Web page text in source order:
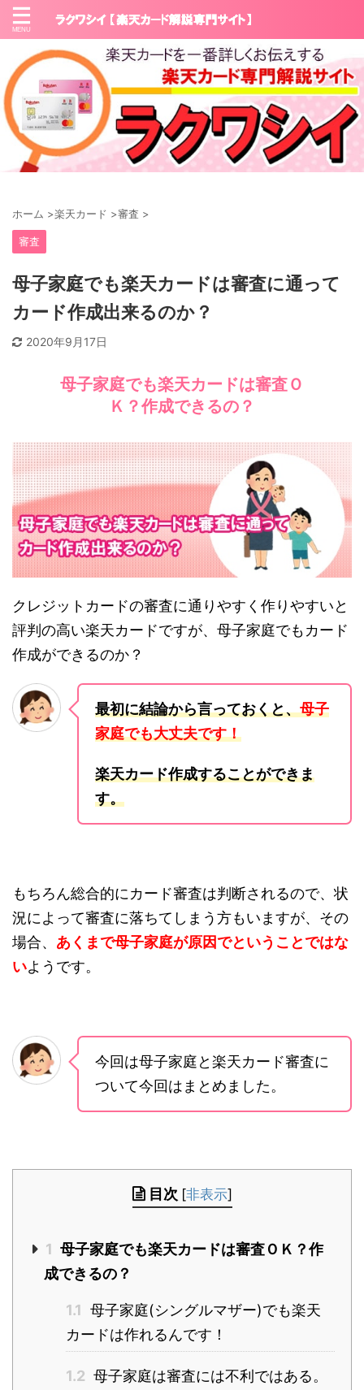
ホーム >楽天カード >審査 >
審査
母子家庭でも楽天カードは審査に通って
カード作成出来るのか？
2020年9月17日
母子家庭でも楽天カードは審査Ｏ
Ｋ？作成できるの？
クレジットカードの審査に通りやすく作りやすいと
評判の高い楽天カードですが、母子家庭でもカード
作成ができるのか？
最初に結論から言っておくと、母子
家庭でも大丈夫です！
楽天カード作成することができま
す。
もちろん総合的にカード審査は判断されるので、状
況によって審査に落ちてしまう方もいますが、その
場合、 あくまで母子家庭が原因でということではな
いようです。
今回は母子家庭と楽天カード審査に
ついて今回はまとめました。
目次 [非表示]
1 母子家庭でも楽天カードは審査ＯＫ？作
成できるの？
1.1 母子家庭(シングルマザー)でも楽天
カードは作れるんです！
1.2 母子家庭は審査には不利ではある。